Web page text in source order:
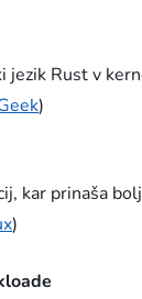
Rust v
)
kar prinaša
)